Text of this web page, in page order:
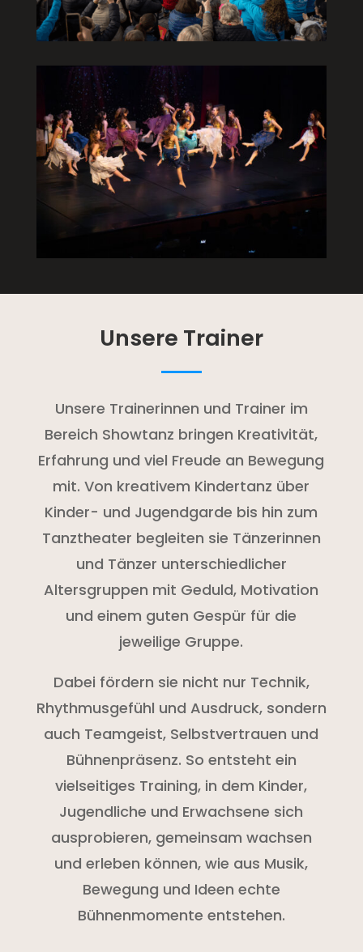
Unsere Trainer
Unsere Trainerinnen und Trainer im
Bereich Showtanz bringen Kreativität,
Erfahrung und viel Freude an Bewegung
mit. Von kreativem Kindertanz über
Kinder- und Jugendgarde bis hin zum
Tanztheater begleiten sie Tänzerinnen
und Tänzer unterschiedlicher
Altersgruppen mit Geduld, Motivation
und einem guten Gespür für die
jeweilige Gruppe.
Dabei fördern sie nicht nur Technik,
Rhythmusgefühl und Ausdruck, sondern
auch Teamgeist, Selbstvertrauen und
Bühnenpräsenz. So entsteht ein
vielseitiges Training, in dem Kinder,
Jugendliche und Erwachsene sich
ausprobieren, gemeinsam wachsen
und erleben können, wie aus Musik,
Bewegung und Ideen echte
Bühnenmomente entstehen.